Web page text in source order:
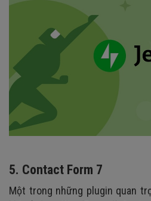
5. Contact Form 7
Một trong những plugin quan